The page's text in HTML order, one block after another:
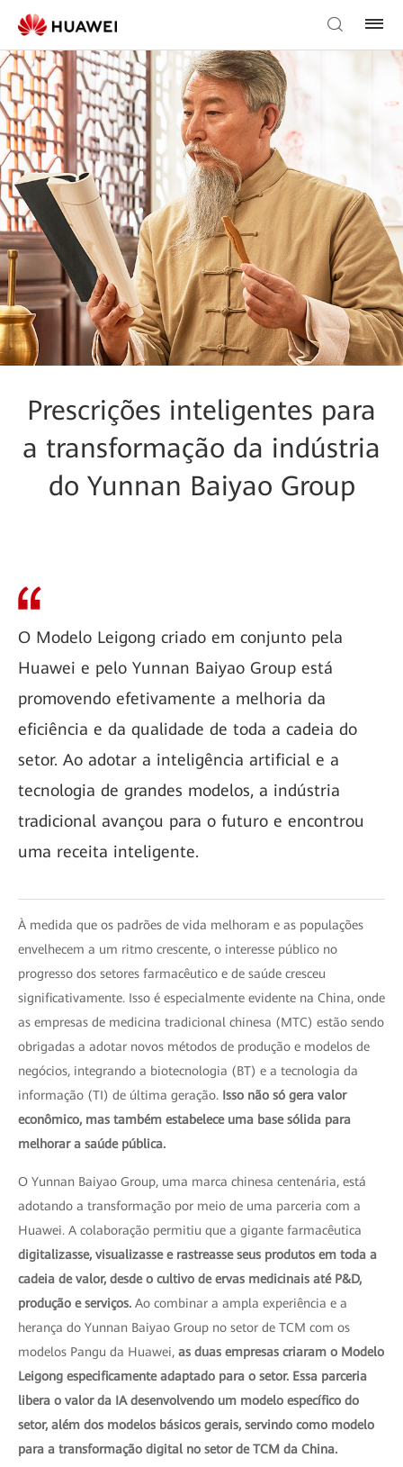
Prescrições inteligentes para
a transformação da indústria
do Yunnan Baiyao Group
O Modelo Leigong criado em conjunto pela
Huawei e pelo Yunnan Baiyao Group está
promovendo efetivamente a melhoria da
eficiência e da qualidade de toda a cadeia do
setor. Ao adotar a inteligência artificial e a
tecnologia de grandes modelos, a indústria
tradicional avançou para o futuro e encontrou
uma receita inteligente.
À medida que os padrões de vida melhoram e as populações
envelhecem a um ritmo crescente, o interesse público no
progresso dos setores farmacêutico e de saúde cresceu
significativamente. Isso é especialmente evidente na China, onde
as empresas de medicina tradicional chinesa (MTC) estão sendo
obrigadas a adotar novos métodos de produção e modelos de
negócios, integrando a biotecnologia (BT) e a tecnologia da
informação (TI) de última geração. Isso não só gera valor
econômico, mas também estabelece uma base sólida para
melhorar a saúde pública.
O Yunnan Baiyao Group, uma marca chinesa centenária, está
adotando a transformação por meio de uma parceria com a
Huawei. A colaboração permitiu que a gigante farmacêutica
digitalizasse, visualizasse e rastreasse seus produtos em toda a
cadeia de valor, desde o cultivo de ervas medicinais até P&D,
produção e serviços. Ao combinar a ampla experiência e a
herança do Yunnan Baiyao Group no setor de TCM com os
modelos Pangu da Huawei, as duas empresas criaram o Modelo
Leigong especificamente adaptado para o setor. Essa parceria
libera o valor da IA desenvolvendo um modelo específico do
setor, além dos modelos básicos gerais, servindo como modelo
para a transformação digital no setor de TCM da China.